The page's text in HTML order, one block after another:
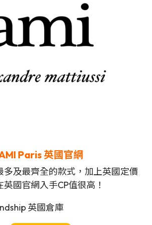
Paris 英國官網
多及最齊全的款式，加上英國定價
國官網入手CP值很高！
英國倉庫